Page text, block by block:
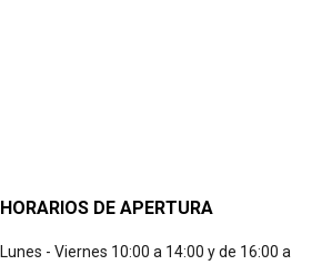
HORARIOS DE APERTURA
Lunes - Viernes 10:00 a 14:00 y de 16:00 a